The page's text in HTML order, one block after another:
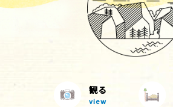
観る
view